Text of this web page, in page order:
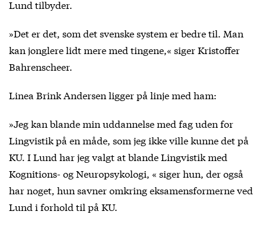
Lund tilbyder.
»Det er det, som det svenske system er bedre til. Man
kan jonglere lidt mere med tingene,« siger Kristoffer
Bahrenscheer.
Linea Brink Andersen ligger på linje med ham:
»Jeg kan blande min uddannelse med fag uden for
Lingvistik på en måde, som jeg ikke ville kunne det på
KU. I Lund har jeg valgt at blande Lingvistik med
Kognitions- og Neuropsykologi, « siger hun, der også
har noget, hun savner omkring eksamensformerne ved
Lund i forhold til på KU.